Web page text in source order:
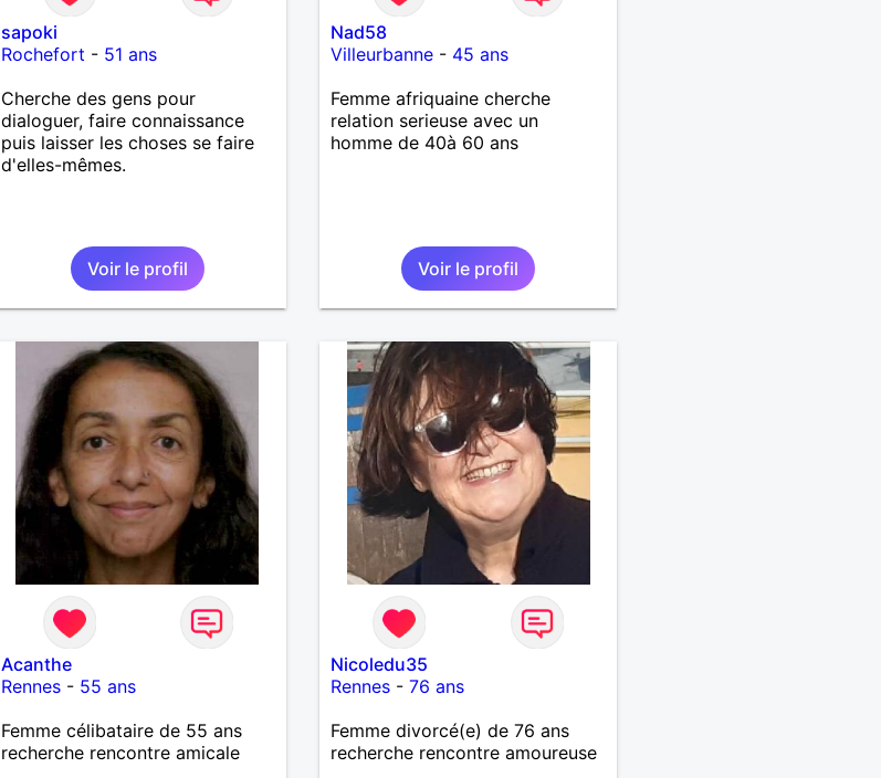
sapoki
Rochefort - 51 ans
Cherche des gens pour
dialoguer, faire connaissance
puis laisser les choses se faire
d'elles-mêmes.
Voir le profil
Nad58
Villeurbanne - 45 ans
Femme afriquaine cherche
relation serieuse avec un
homme de 40à 60 ans
Voir le profil
Acanthe
Rennes- 55 ans
Femme célibataire de 55 ans
recherche rencontre amicale
Nicoledu35
Rennes -76 ans
Femme divorcé(e) de 76 ans
recherche rencontre amoureuse